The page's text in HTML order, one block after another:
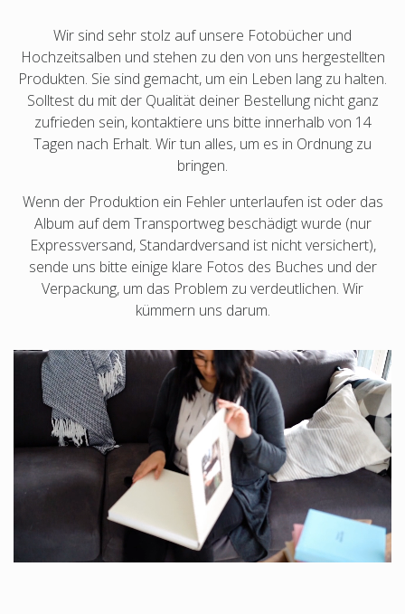
Bar Mizwa & Bat Mizwa Fotoalbum
Quinceañera-Fotobuch
Fotobuch-Designservice
Wir sind sehr stolz auf unsere Fotobücher und
Hochzeitsalben und stehen zu den von uns hergestellten
Produkten. Sie sind gemacht, um ein Leben lang zu halten.
Solltest du mit der Qualität deiner Bestellung nicht ganz
zufrieden sein, kontaktiere uns bitte innerhalb von 14
Tagen nach Erhalt. Wir tun alles, um es in Ordnung zu
bringen.
Wenn der Produktion ein Fehler unterlaufen ist oder das
Album auf dem Transportweg beschädigt wurde (nur
Expressversand, Standardversand ist nicht versichert),
sende uns bitte einige klare Fotos des Buches und der
Verpackung, um das Problem zu verdeutlichen. Wir
kümmern uns darum.